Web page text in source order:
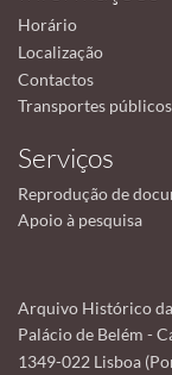
Horário
Localização
Contactos
Transportes públicos
Serviços
Reprodução de
Apoio à pesquisa
Arquivo Histórico
Palácio de Belém -
1349-022 Lisboa